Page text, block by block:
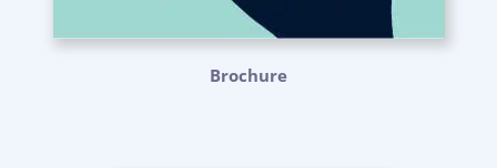
Brochure